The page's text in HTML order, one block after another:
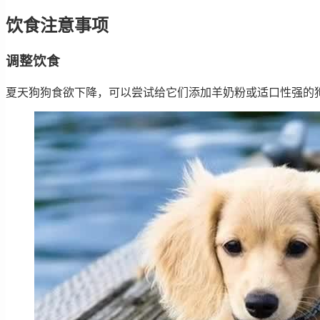
饮食注意事项
调整饮食
夏天狗狗食欲下降，可以尝试给它们添加羊奶粉或适口性强的